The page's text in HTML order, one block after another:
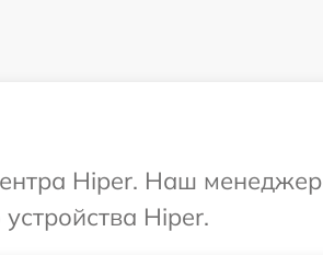
Hiper. Наш менеджер
Hiper.